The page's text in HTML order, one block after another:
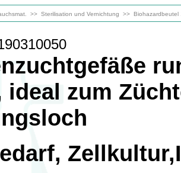
>> Sterilisation und Vernichtung >> Biohazardbeutel
ideal zum